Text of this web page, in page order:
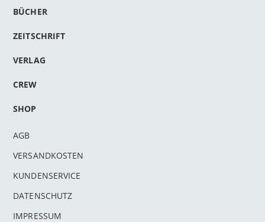
BÜCHER
ZEITSCHRIFT
VERLAG
CREW
SHOP
AGB
VERSANDKOSTEN
KUNDENSERVICE
DATENSCHUTZ
IMPRESSUM